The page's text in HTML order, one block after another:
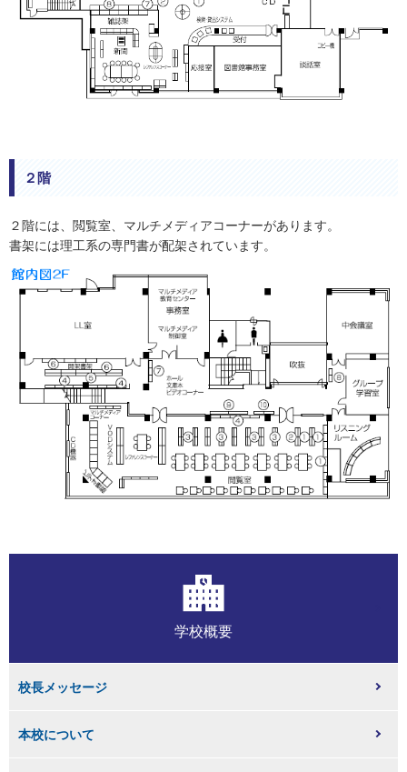
２階
２階には、閲覧室、マルチメディアコーナーがあります。
書架には理工系の専門書が配架されています。
学校概要
校長メッセージ
本校について